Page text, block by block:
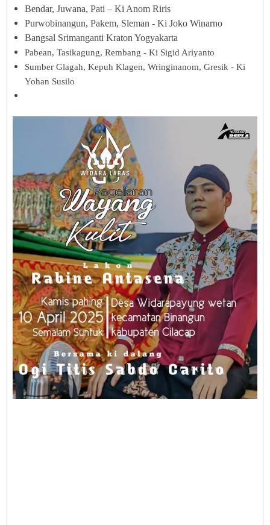
Bendar, Juwana, Pati – Ki Anom Riris
Purwobinangun, Pakem, Sleman - Ki Joko Winarno
Bangsal Srimanganti Kraton Yogyakarta
Pabean, Tasikagung, Rembang - Ki Sigid Ariyanto
Sumber Glagah, Kepuh Klagen, Wringinanom, Gresik - Ki
Yohan Susilo